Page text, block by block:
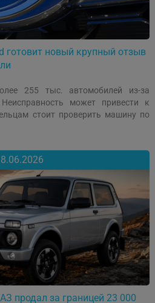
готовит новый крупный отзыв
255 тыс. автомобилей из-за
может привести к
стоит проверить машину по
продал за границей 23 000